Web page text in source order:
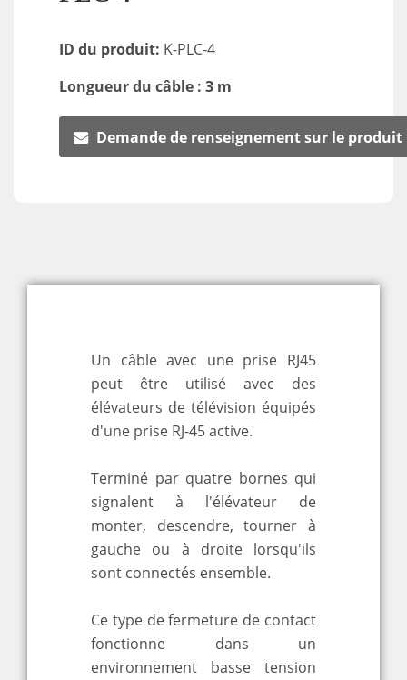
ID du produit: K-PLC-4
Longueur du câble : 3 m
Demande de renseignement sur le produit
Un câble avec une prise RJ45
peut être utilisé avec des
élévateurs de télévision équipés
d'une prise RJ-45 active.
Terminé par quatre bornes qui
signalent à l'élévateur de
monter, descendre, tourner à
gauche ou à droite lorsqu'ils
sont connectés ensemble.
Ce type de fermeture de contact
fonctionne dans un
environnement basse tension